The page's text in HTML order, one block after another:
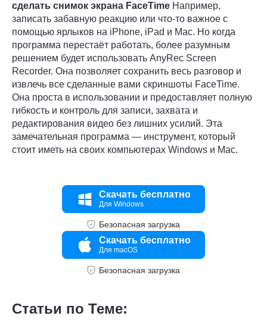
Шаг 4.
сделать снимок экрана FaceTime Например,
записать забавную реакцию или что-то важное с
помощью ярлыков на iPhone, iPad и Mac. Но когда
программа перестаёт работать, более разумным
решением будет использовать AnyRec Screen
Recorder. Она позволяет сохранить весь разговор и
извлечь все сделанные вами скриншоты FaceTime.
Она проста в использовании и предоставляет полную
гибкость и контроль для записи, захвата и
редактирования видео без лишних усилий. Эта
замечательная программа — инструмент, который
стоит иметь на своих компьютерах Windows и Mac.
Скачать бесплатно
Для Windows
Безопасная загрузка
Скачать бесплатно
Для macOS
Безопасная загрузка
Статьи по Теме: